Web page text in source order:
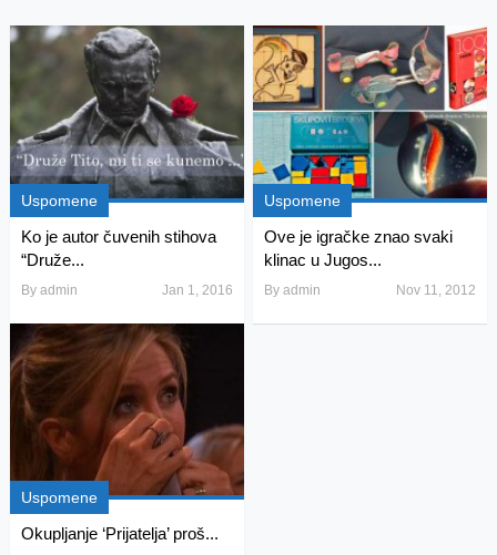
Uspomene
Ko je autor čuvenih stihova
“Druže...
By admin Jan 1, 2016
Uspomene
Ove je igračke znao svaki
klinac u Jugos...
Byadmin Nov 11, 2012
Uspomene
Okupljanje ‘Prijatelja’ proš...